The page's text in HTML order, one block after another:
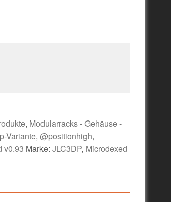
, Modularracks - Gehäuse -
Variante, @positionhigh,
v0.93 Marke: JLC3DP, Microdexed